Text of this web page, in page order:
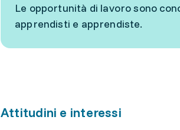
Le opportunità di lavoro sono
apprendisti e apprendiste.
Attitudini e interessi